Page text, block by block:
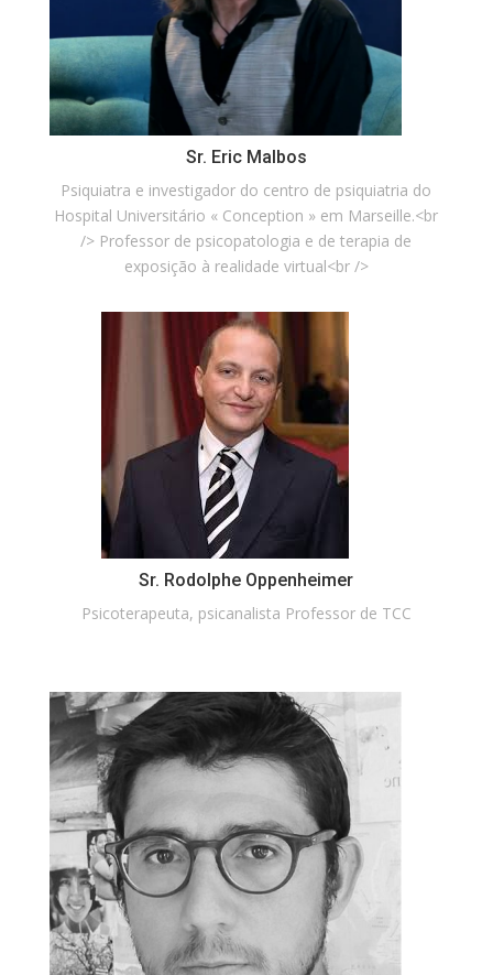
Sr. Eric Malbos
Psiquiatra e investigador do centro de psiquiatria do
Hospital Universitário « Conception » em Marseille.<br
/> Professor de psicopatologia e de terapia de
exposição à realidade virtual<br />
Sr. Rodolphe Oppenheimer
Psicoterapeuta, psicanalista Professor de TCC